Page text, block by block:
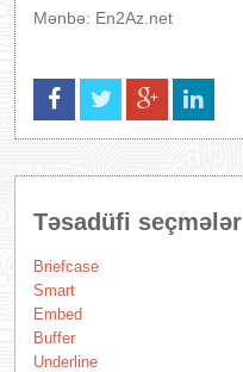
Mənbə: En2Az.net
Təsadüfi seçmələr
Briefcase
Smart
Embed
Buffer
Underline